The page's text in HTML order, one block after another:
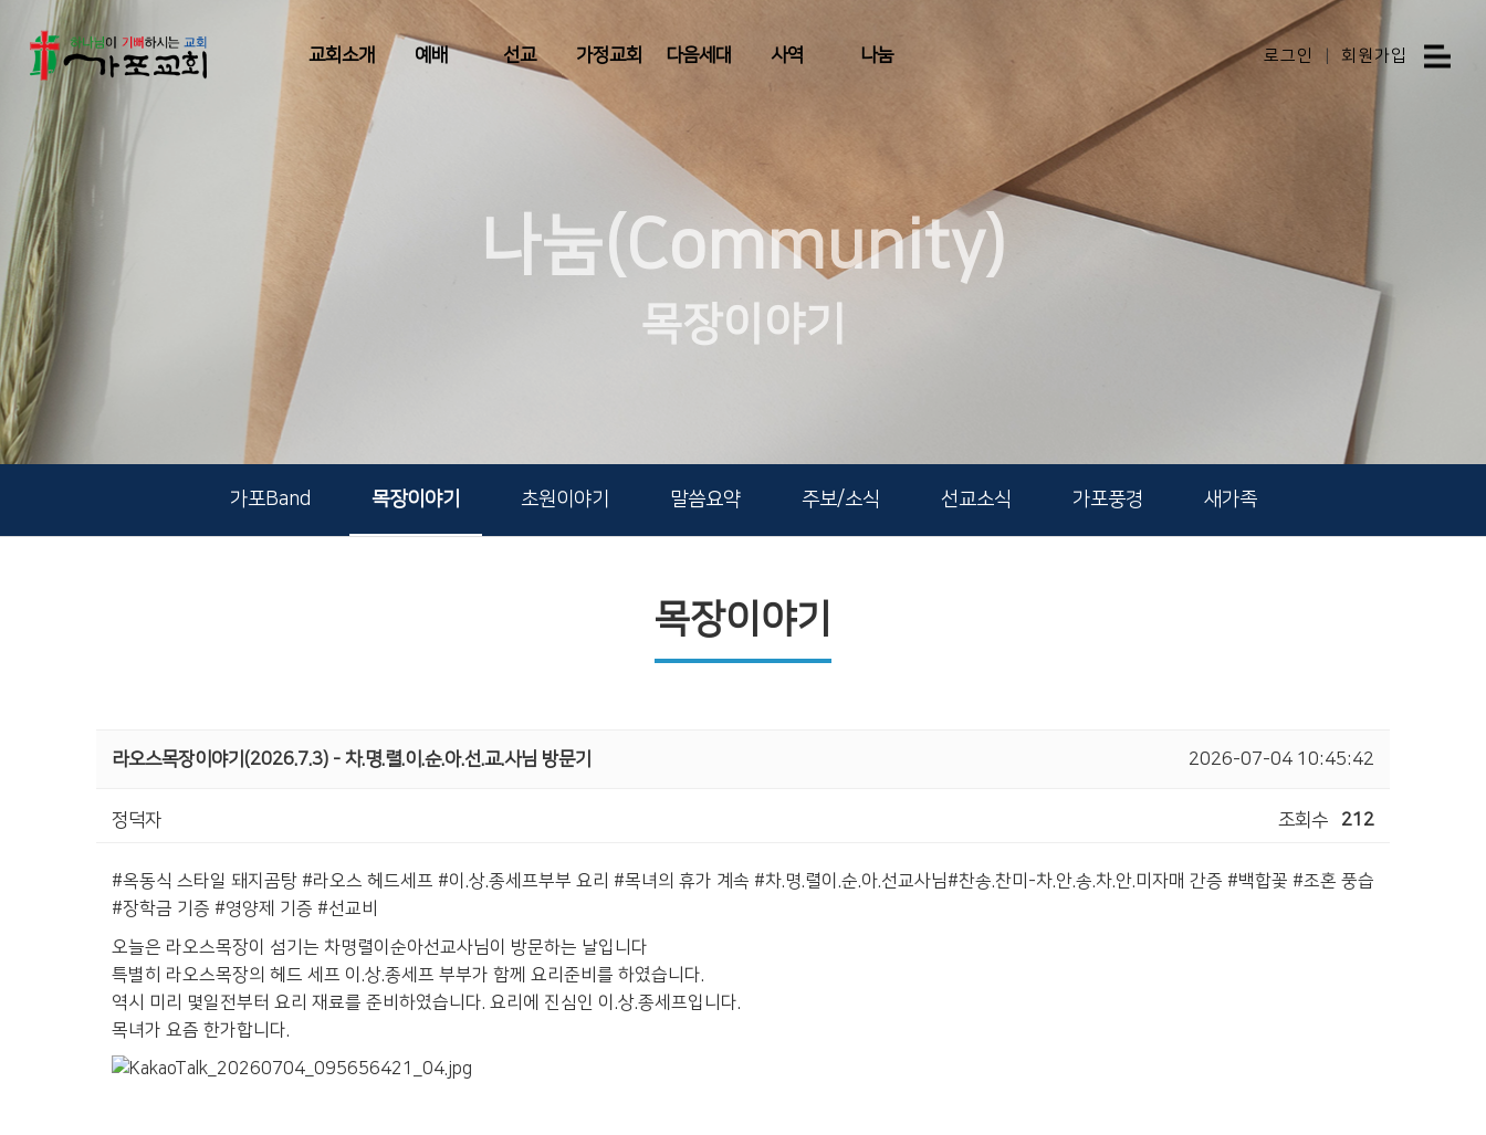
교회소개 예배 선교 가정교회 다음세대 사역 나눔 로그인 회원가입
나눔(Community)
목장이야기
가포Band 목장이야기 초원이야기 말씀요약 주보/소식 선교소식 가포풍경 새가족
목장이야기
라오스목장이야기(2026.7.3) - 차.명.렬.이.순.아.선.교.사님 방문기 2026-07-04 10:45:42
정덕자 조회수 212
#옥동식 스타일 돼지곰탕 #라오스 헤드세프 #이.상.종세프부부 요리 #목녀의 휴가 계속 #차.명.렬이.순.아.선교사님#찬송.찬미-차.안.송.차.안.미자매 간증 #백합꽃 #조혼 풍습
#장학금 기증 #영양제 기증 #선교비
오늘은 라오스목장이 섬기는 차명렬이순아선교사님이 방문하는 날입니다
특별히 라오스목장의 헤드 세프 이.상.종세프 부부가 함께 요리준비를 하였습니다.
역시 미리 몇일전부터 요리 재료를 준비하였습니다. 요리에 진심인 이.상.종세프입니다.
목녀가 요즘 한가합니다.